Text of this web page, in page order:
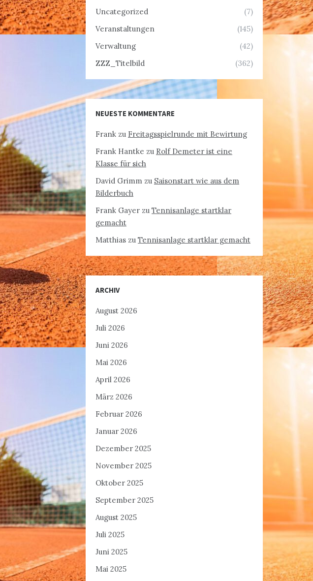
Uncategorized
(7)
Veranstaltungen
(145)
Verwaltung
(42)
ZZZ_Titelbild
(362)
NEUESTE KOMMENTARE
Frank zu Freitagsspielrunde mit Bewirtung
Frank Hantke zu Rolf Demeter ist eine
Klasse für sich
David Grimm zu Saisonstart wie aus dem
Bilderbuch
Frank Gayer zu Tennisanlage startklar
gemacht
Matthias zu Tennisanlage startklar gemacht
ARCHIV
August 2026
Juli 2026
Juni 2026
Mai 2026
April 2026
März 2026
Februar 2026
Januar 2026
Dezember 2025
November 2025
Oktober 2025
September 2025
August 2025
Juli 2025
Juni 2025
Mai 2025